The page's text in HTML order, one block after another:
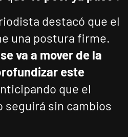
destacó que el
una postura firme.
va a mover de la
este
que el
seguirá sin cambios